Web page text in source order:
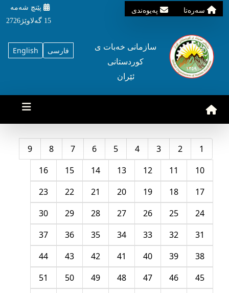
سه‌ره‌تا په‌یوه‌ندی
پێنچ شه‌مه‌
15 گه‌لاوێژ2726
English فارسی
سازمانی خه‌بات ی
کوردستانی
ئێران
1
2
3
4
5
6
7
8
9
10
11
12
13
14
15
16
17
18
19
20
21
22
23
24
25
26
27
28
29
30
31
32
33
34
35
36
37
38
39
40
41
42
43
44
45
46
47
48
49
50
51